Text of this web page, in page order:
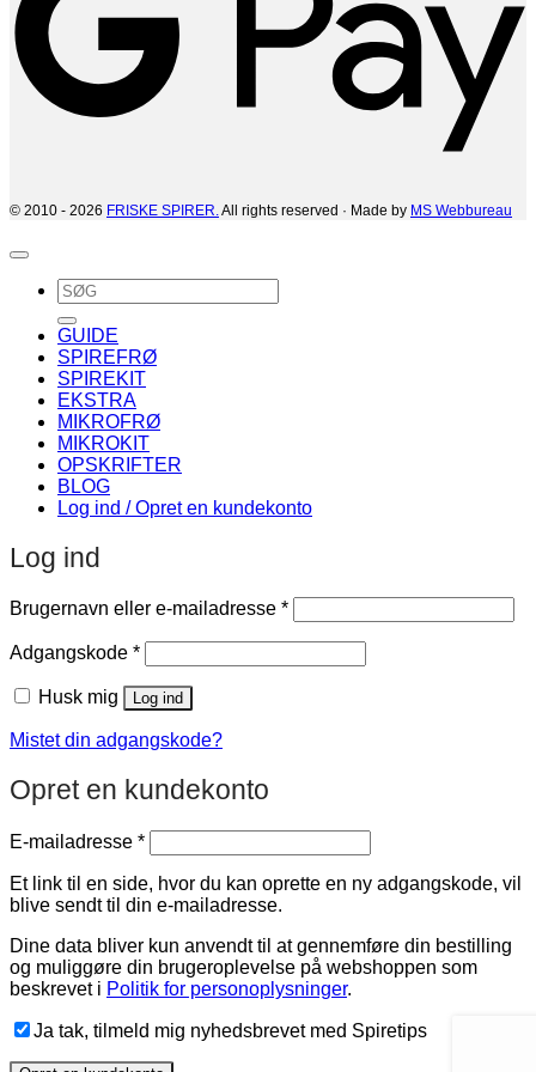
© 2010 - 2026 FRISKE SPIRER. All rights reserved · Made by MS Webbureau
Søg
efter:
GUIDE
SPIREFRØ
SPIREKIT
EKSTRA
MIKROFRØ
MIKROKIT
OPSKRIFTER
BLOG
Log ind / Opret en kundekonto
Log ind
Brugernavn eller e-mailadresse *Påkrævet
Adgangskode *Påkrævet
Husk mig Log ind
Mistet din adgangskode?
Opret en kundekonto
E-mailadresse *Påkrævet
Et link til en side, hvor du kan oprette en ny adgangskode, vil
blive sendt til din e-mailadresse.
Dine data bliver kun anvendt til at gennemføre din bestilling
og muliggøre din brugeroplevelse på webshoppen som
beskrevet i Politik for personoplysninger.
Ja tak, tilmeld mig nyhedsbrevet med Spiretips